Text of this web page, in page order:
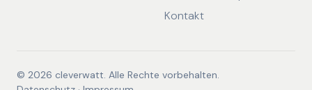
Kontakt
© 2026 cleverwatt. Alle Rechte vorbehalten.